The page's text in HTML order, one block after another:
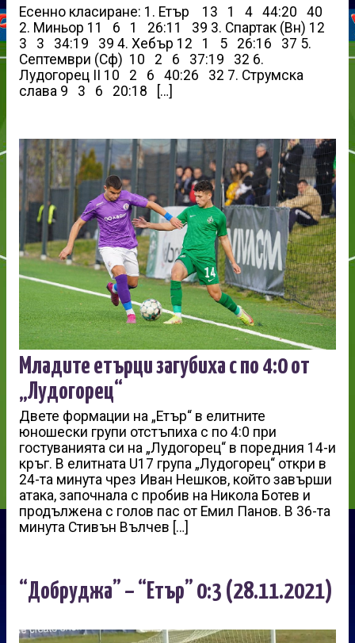
Есенно класиране: 1. Етър 13 1 4 44:20 40
2. Миньор 11 6 1 26:11 39 3. Спартак (Вн) 12
3 3 34:19 39 4. Хебър 12 1 5 26:16 37 5.
Септември (Сф) 10 2 6 37:19 32 6.
Лудогорец II 10 2 6 40:26 32 7. Струмска
слава 9 3 6 20:18 […]
Младите етърци загубиха с по 4:0 от
„Лудогорец“
Двете формации на „Етър“ в елитните
юношески групи отстъпиха с по 4:0 при
гостуванията си на „Лудогорец“ в поредния 14-и
кръг. В елитната U17 група „Лудогорец“ откри в
24-та минута чрез Иван Нешков, който завърши
атака, започнала с пробив на Никола Ботев и
продължена с голов пас от Емил Панов. В 36-та
минута Стивън Вълчев […]
“Добруджа” – “Етър” 0:3 (28.11.2021)